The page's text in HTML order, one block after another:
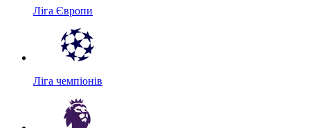
Ліга Європи
Ліга чемпіонів